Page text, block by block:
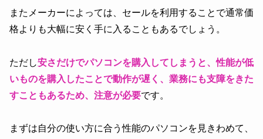
またメーカーによっては、セールを利用することで通常価
格よりも大幅に安く手に入ることもあるでしょう。
ただし安さだけでパソコンを購入してしまうと、性能が低
いものを購入したことで動作が遅く、業務にも支障をきた
すこともあるため、注意が必要です。
まずは自分の使い方に合う性能のパソコンを見きわめて、